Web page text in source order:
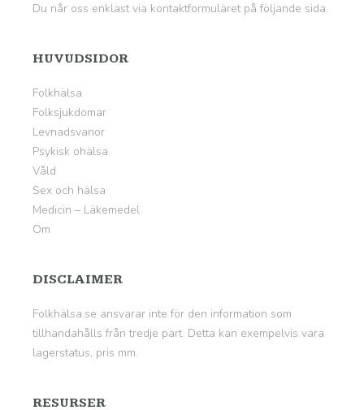
Du når oss enklast via kontaktformuläret på följande sida.
HUVUDSIDOR
Folkhälsa
Folksjukdomar
Levnadsvanor
Psykisk ohälsa
Våld
Sex och hälsa
Medicin – Läkemedel
Om
DISCLAIMER
Folkhälsa.se ansvarar inte för den information som
tillhandahålls från tredje part. Detta kan exempelvis vara
lagerstatus, pris mm.
RESURSER